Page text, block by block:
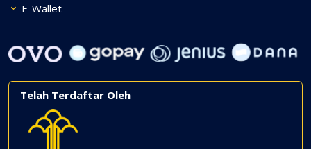
E-Wallet
Telah Terdaftar Oleh